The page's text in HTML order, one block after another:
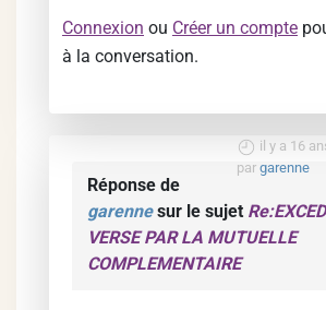
Connexion ou Créer un compte
à la conversation.
il y a 16
par garenne
Réponse de
garennesur le sujet
VERSE PAR LA MUTUELLE
COMPLEMENTAIRE